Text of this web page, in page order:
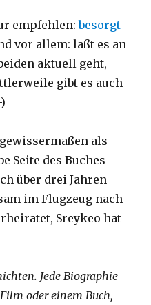
empfehlen:besorgt
vor allem: laßt es an
aktuell geht,
gibt es auch
als
Seite des Buches
über drei Jahren
im Flugzeug nach
Sreykeo hat
Jede Biographie
oder einem Buch,